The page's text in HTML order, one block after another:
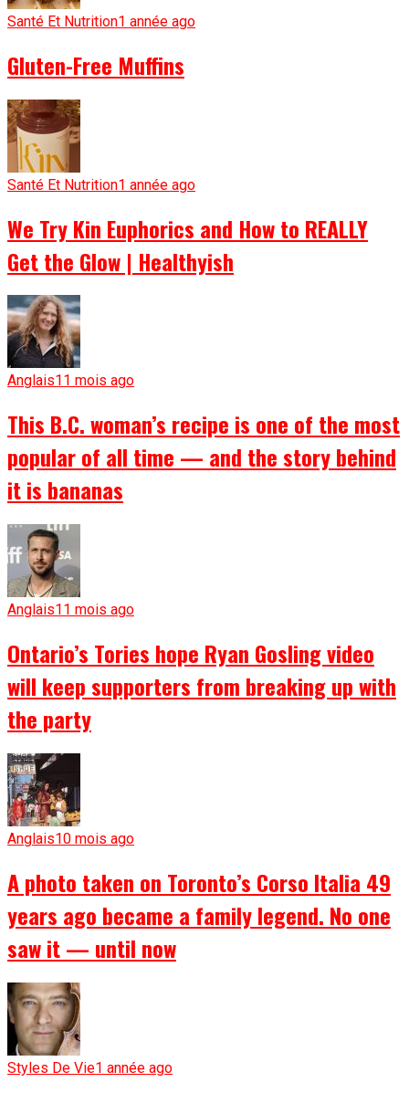
Santé Et Nutrition1 année ago
Gluten-Free Muffins
Santé Et Nutrition1 année ago
We Try Kin Euphorics and How to REALLY
Get the Glow | Healthyish
Anglais11 mois ago
This B.C. woman’s recipe is one of the most
popular of all time — and the story behind
it is bananas
Anglais11 mois ago
Ontario’s Tories hope Ryan Gosling video
will keep supporters from breaking up with
the party
Anglais10 mois ago
A photo taken on Toronto’s Corso Italia 49
years ago became a family legend. No one
saw it — until now
Styles De Vie1 année ago